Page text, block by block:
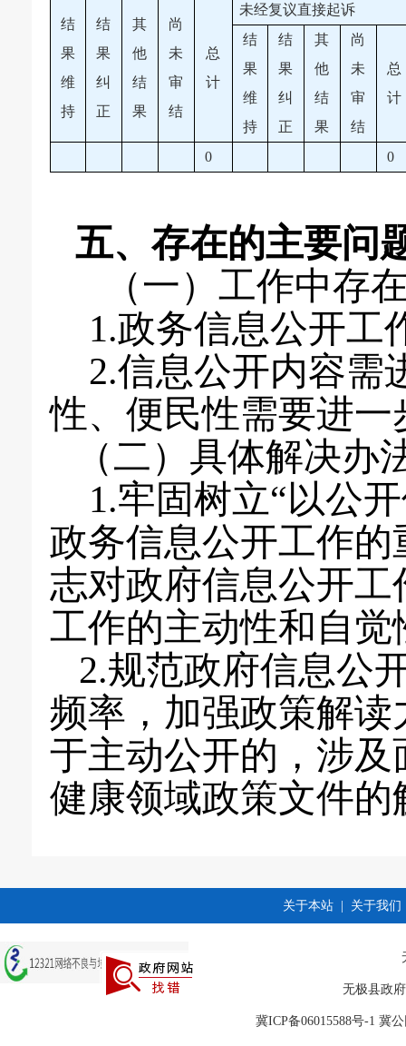
结
果
维
持
结
果
纠
正
其
他
结
果
尚
未
审
结
总
计
未经复议直接起诉
结
果
维
持
结
果
纠
正
其
他
结
果
尚
未
审
结
总
计
0 0
五、存在的主要问
（一） 工作中存
1.政务信息公开工
2.信息公开内容需
性、便民性需要进一
（二） 具体解决办
1.牢固树立“以公
政务信息公开工作
志对政府信息公开
工作的主动性和自觉
2.规范政府信息公
频率，加强政策解
于主动公开的，涉
健康领域政策文件的